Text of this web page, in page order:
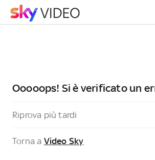
Ooooops! Si è verificato un
Riprova più tardi
Torna a Video Sky